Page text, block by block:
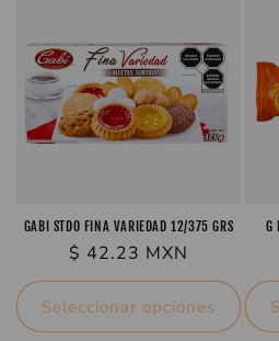
i
ó
GABI STDO FINA VARIEDAD 12/375 GRS
Precio
habitual
$ 42.23 MXN
Seleccionar opciones
G